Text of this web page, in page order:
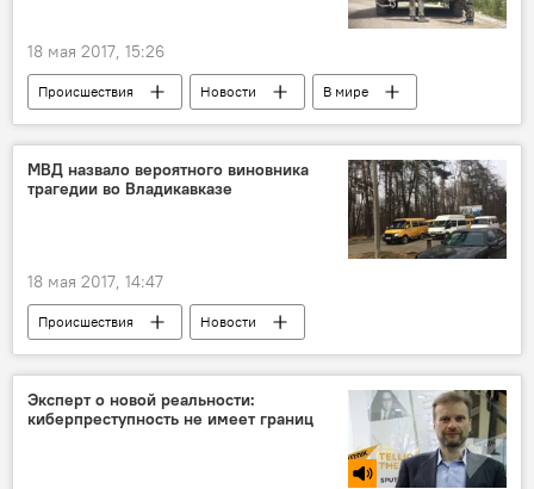
18 мая 2017, 15:26
Происшествия Новости В мире
МВД назвало вероятного виновника
трагедии во Владикавказе
18 мая 2017, 14:47
Происшествия
Новости
Северная Осетия
Эксперт о новой реальности:
киберпреступность не имеет границ